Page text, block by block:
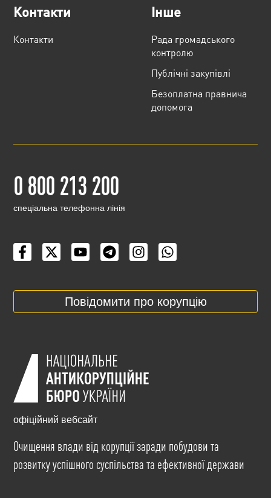
Контакти
Контакти
Інше
Рада громадського
контролю
Публічні закупівлі
Безоплатна правнича
допомога
0 800 213 200
cпеціальна телефонна лінія
Повідомити про корупцію
офіційний вебсайт
Очищення влади від корупції заради побудови та
розвитку успішного суспільства та ефективної держави